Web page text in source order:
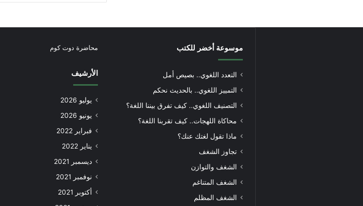
موسوعة أخضر للكتب
التعدد اللغوي.. بصيص أمل
التمييز اللغوي.. بالحديث نحكم
التصنيف اللغوي.. كيف تفرق بيننا اللغة؟
محاكاة اللهجات.. كيف تقربنا اللغة؟
ماذا تقول لغتك عنك؟
تجاوز الشغف
الشغف والتوازن
الشغف المتناغم
الشغف المظلم
محاضرة دوت كوم
الأرشيف
يوليو 2026
يونيو 2026
فبراير 2022
يناير 2022
ديسمبر 2021
نوفمبر 2021
أكتوبر 2021